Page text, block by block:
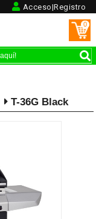
Acceso|Registro
0
T-36G Black